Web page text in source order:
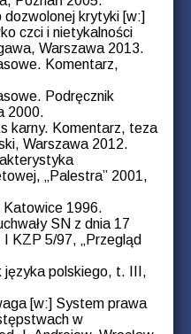
krytyki [w:]
czci i nietykalności
Warszawa 2013.
Komentarz,
Podręcznik
2000.
karny. Komentarz, teza
Warszawa 2012.
„Palestra” 2001,
1996.
SN z dnia 17
KZP 5/97, „Przegląd
języka polskiego, t. III,
[w:] System prawa
w